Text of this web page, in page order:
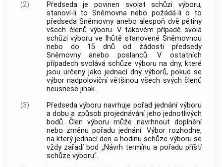
(2)
Předseda je povinen svolat schůzi výboru,
stanoví-li to Sněmovna nebo požádá-li o to
předseda Sněmovny anebo alespoň dvě pětiny
všech členů výboru. V takovém případě svolá
schůzi výboru ve lhůtě stanovené Sněmovnou
nebo do 15 dnů od žádosti předsedy
Sněmovny anebo poslanců. V ostatních
případech svolává schůze výboru na dny, které
jsou určeny jako jednací dny výborů, pokud se
výbor nadpoloviční většinou všech svých členů
neusnese jinak.
(3)
Předseda výboru navrhuje pořad jednání výboru
a dobu a způsob projednávání jeho jednotlivých
bodů. Člen výboru může navrhnout doplnění
nebo změnu pořadu jednání. Výbor rozhodne,
na který jednací den a hodinu schůze výboru se
vždy zařadí bod „Návrh termínu a pořadu příští
schůze výboru“.